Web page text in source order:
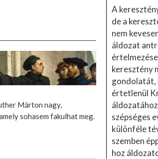
Márton nagy,
sohasem fakulhat meg.
A
de a
nem
áldozat
keresztény
gondolatát,
értetlenül
szépséges
különféle
szemben
hoz